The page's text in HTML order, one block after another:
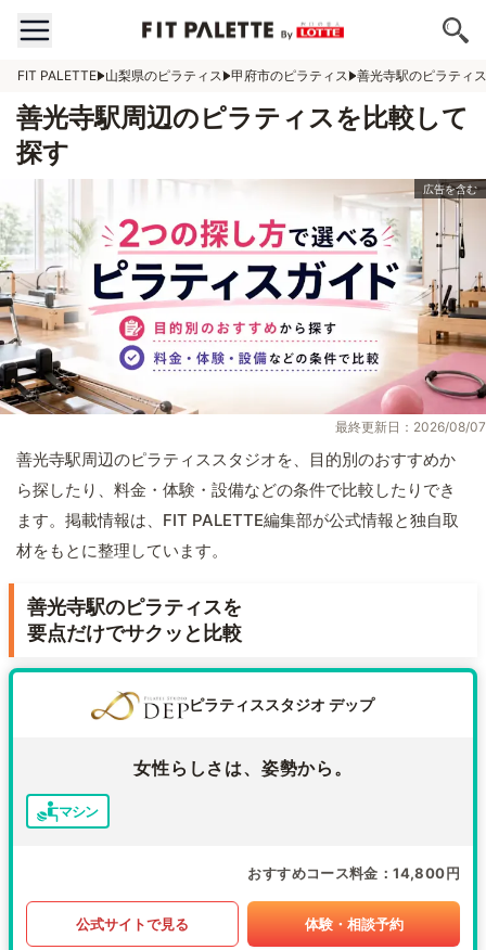
FIT PALETTE 山梨県のピラティス 甲府市のピラティス 善光寺駅のピラティス
善光寺駅周辺のピラティスを比較して
探す
最終更新日：2026/08/07
善光寺駅周辺のピラティススタジオを、目的別のおすすめか
ら探したり、料金・体験・設備などの条件で比較したりでき
ます。掲載情報は、FIT PALETTE編集部が公式情報と独自取
材をもとに整理しています。
善光寺駅のピラティスを
要点だけでサクッと比較
ピラティススタジオ デップ
女性らしさは、姿勢から。
マシン
おすすめコース料金 14,800円
公式サイトで見る 体験・相談予約